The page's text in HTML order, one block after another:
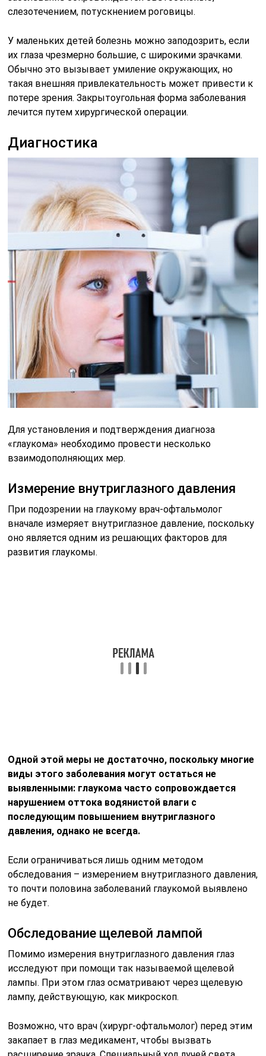
слезотечением, потускнением роговицы.
У маленьких детей болезнь можно заподозрить, если
их глаза чрезмерно большие, с широкими зрачками.
Обычно это вызывает умиление окружающих, но
такая внешняя привлекательность может привести к
потере зрения. Закрытоугольная форма заболевания
лечится путем хирургической операции.
Диагностика
Для установления и подтверждения диагноза
«глаукома» необходимо провести несколько
взаимодополняющих мер.
Измерение внутриглазного давления
При подозрении на глаукому врач-офтальмолог
вначале измеряет внутриглазное давление, поскольку
оно является одним из решающих факторов для
развития глаукомы.
Одной этой меры не достаточно, поскольку многие
виды этого заболевания могут остаться не
выявленными: глаукома часто сопровождается
нарушением оттока водянистой влаги с
последующим повышением внутриглазного
давления, однако не всегда.
Если ограничиваться лишь одним методом
обследования – измерением внутриглазного давления,
то почти половина заболеваний глаукомой выявлено
не будет.
Обследование щелевой лампой
Помимо измерения внутриглазного давления глаз
исследуют при помощи так называемой щелевой
лампы. При этом глаз осматривают через щелевую
лампу, действующую, как микроскоп.
Возможно, что врач (хирург-офтальмолог) перед этим
закапает в глаз медикамент, чтобы вызвать